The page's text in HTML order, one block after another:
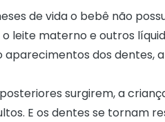
de vida o bebê não
leite materno e outros
dos dentes,
surgirem, a
E os dentes se tornam